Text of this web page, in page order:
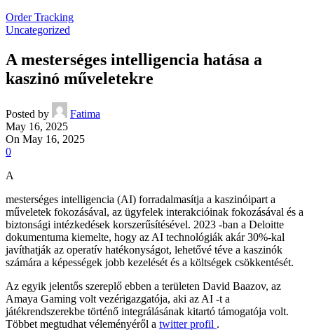
Order Tracking
Uncategorized
A mesterséges intelligencia hatása a
kaszinó műveletekre
Posted by
Fatima
May 16, 2025
On May 16, 2025
0
A
mesterséges intelligencia (AI) forradalmasítja a kaszinóipart a
műveletek fokozásával, az ügyfelek interakcióinak fokozásával és a
biztonsági intézkedések korszerűsítésével. 2023 -ban a Deloitte
dokumentuma kiemelte, hogy az AI technológiák akár 30%-kal
javíthatják az operatív hatékonyságot, lehetővé téve a kaszinók
számára a képességek jobb kezelését és a költségek csökkentését.
Az egyik jelentős szereplő ebben a területen David Baazov, az
Amaya Gaming volt vezérigazgatója, aki az AI -t a
játékrendszerekbe történő integrálásának kitartó támogatója volt.
Többet megtudhat véleményéről a twitter profil .